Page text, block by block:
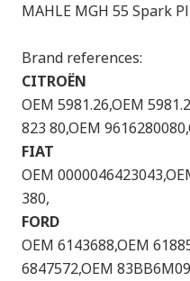
MAHLE MGH 55 Spark
Brand references:
CITROËN
OEM 5981.26,OEM
823 80,OEM
FIAT
OEM
380,
FORD
OEM 6143688,OEM
6847572,OEM